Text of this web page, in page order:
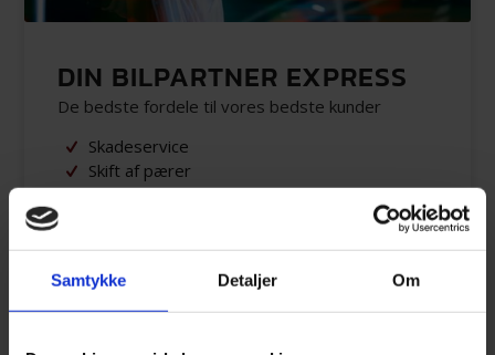
Samtykke Detaljer Om
DIN BILPARTNER EXPRESS
De bedste fordele til vores bedste kunder
Skadeservice
Skift af pærer
Hente og bringe
Lånebil ved serviceeftersyn
Påfyldning af væsker mellem serviceeftersyn